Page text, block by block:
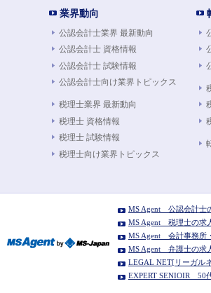
業界動向
公認会計士業界 最新動向
公認会計士 資格情報
公認会計士 試験情報
公認会計士向け業界トピックス
税理士業界 最新動向
税理士 資格情報
税理士 試験情報
税理士向け業界トピックス
MS Agent 公認会計士
MS Agent 税理士の求
MS Agent 会計事務所
MS Agent 弁護士の求
LEGAL NET[リーガル
EXPERT SENIOIR 50